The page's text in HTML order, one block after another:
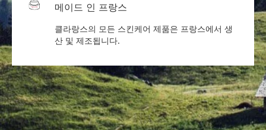
메이드 인 프랑스
클라랑스의 모든 스킨케어 제품은 프랑스에서 생
산 및 제조됩니다.